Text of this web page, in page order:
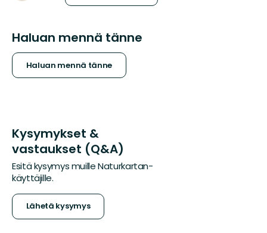
Haluan mennä tänne
Haluan mennä tänne
Kysymykset &
vastaukset (Q&A)
Esitä kysymys muille Naturkartan-
käyttäjille.
Lähetä kysymys